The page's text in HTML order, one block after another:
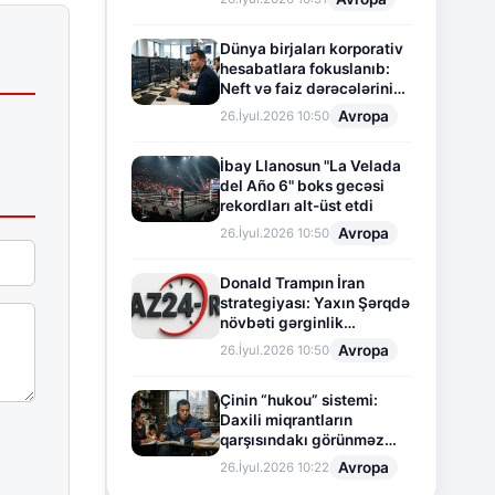
Dünya birjaları korporativ
hesabatlara fokuslanıb:
Neft və faiz dərəcələrinin
təsiri altında cari vəziyyət
26.İyul.2026 10:50 Avropa
İbay Llanosun "La Velada
del Año 6" boks gecəsi
rekordları alt-üst etdi
26.İyul.2026 10:50 Avropa
Donald Trampın İran
strategiyası: Yaxın Şərqdə
növbəti gərginlik
mərhələsi
26.İyul.2026 10:50 Avropa
Çinin “hukou” sistemi:
Daxili miqrantların
qarşısındakı görünməz
sədd
26.İyul.2026 10:22 Avropa